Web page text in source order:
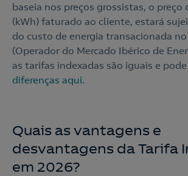
baseia nos preços grossistas, o preço
(kWh) faturado ao cliente, estará
do custo de energia transacionada no
(Operador do Mercado Ibérico de
as tarifas indexadas são iguais e pode
diferenças aqui.
Quais as vantagens e
desvantagens da Tarifa
em 2026?